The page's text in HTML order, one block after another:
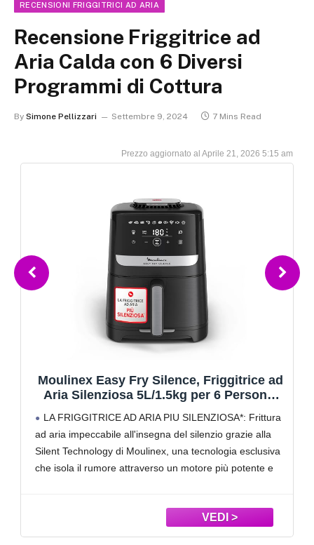
RECENSIONI FRIGGITRICI AD ARIA
Recensione Friggitrice ad
Aria Calda con 6 Diversi
Programmi di Cottura
By Simone Pellizzari Settembre 9, 2024 7 Mins Read
Aprile 21, 2026 5:15 am
Princess Friggitrice ad Aria Digitale 6,5 L
con Separatore Rimovibile, 12
Risparmio Energetico, Senza Olio, per 1,5
kg Patatine, Nera, 182061
Ampia capacità 6,5 L per famiglie: Prepara fino a 1,5
kg di patatine per circa 9 porzioni, ideale per pranzi in
famiglia o cene con amici in un’unica cottura
Doppia zona flessibile con separatore: Il divisore